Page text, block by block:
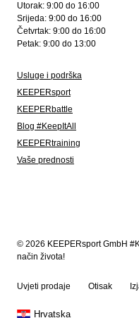
Utorak: 9:00 do 16:00
Srijeda: 9:00 do 16:00
Četvrtak: 9:00 do 16:00
Petak: 9:00 do 13:00
Usluge i podrška
KEEPERsport
KEEPERbattle
Blog #KeepItAll
KEEPERtraining
Vaše prednosti
© 2026 KEEPERsport GmbH
način života!
Uvjeti prodaje Otisak
Hrvatska